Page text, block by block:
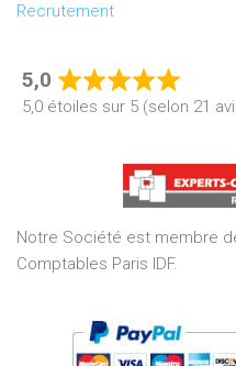
Recrutement
5,0
Rated
5,0
of
5
5,0 étoiles sur 5 (selon 21
Notre Société est membre
Comptables Paris IDF.